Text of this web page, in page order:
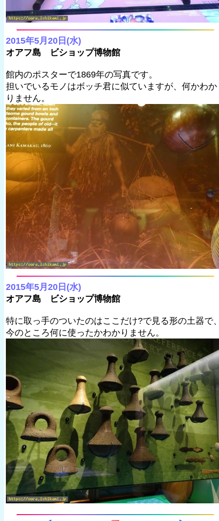
2015年5月20日(水)
オアフ島 ビショップ博物館
館内のポスターで1869年の写真です。
担いでいるモノはボッチ君に似ていますが、何かわか
りません。
2015年5月20日(水)
オアフ島 ビショップ博物館
特に取っ手のついたのはここだけ?で見る形の土器で
今のところ何に使ったかわかりません。